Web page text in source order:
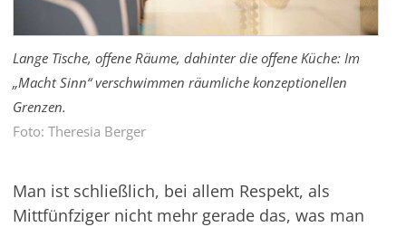
Lange Tische, offene Räume, dahinter die offene Küche: Im
„Macht Sinn“ verschwimmen räumliche konzeptionellen
Grenzen.
Foto: Theresia Berger
Man ist schließlich, bei allem Respekt, als
Mittfünfziger nicht mehr gerade das, was man